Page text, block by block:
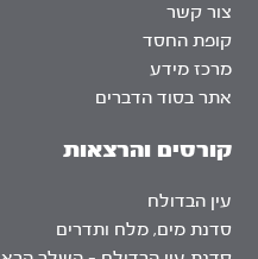
צור קשר
קופת החסד
מרכז מידע
אתר בסוד הדברים
קורסים והרצאות
עין הבדולח
סדנת מים, מלח ותדרים